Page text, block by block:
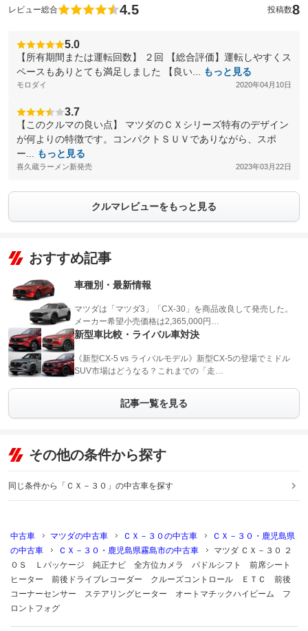
レビュー総合 4.5 投稿数8
5.0
【所有期間または運転回数】 ２回 【総合評価】運転しやすくス
ペースもありとても満足しました 【良い...
もっと見る
モロダイ 2020年04月10日
3.7
【このクルマの良い点】 マツダのＣＸシリーズ特有のデザイン
が何よりの特徴です。コンパクトＳＵＶでありながら、スポ
ー...
もっと見る
喜久蔵ラーメン新発売 2023年03月22日
クルマレビューをもっと見る
おすすめ記事
車種別・最新情報
マツダは「マツダ3」「CX-30」を商品改良して発売した。
メーカー希望小売価格は2,365,000円…
新型車比較・ライバル車対決
《新型CX-5 vs ライバルモデル》新型CX-5の登場でミドル
SUV市場はどうなる？これまでの「走…
記事一覧を見る
その他の条件から探す
同じ条件から「ＣＸ－３０」の中古車を探す
中古車 マツダの中古車 ＣＸ－３０の中古車
ＣＸ－３０・鹿児島県
の中古車
ＣＸ－３０・鹿児島県霧島市の中古車
マツダ ＣＸ－３０ ２
０Ｓ Ｌパッケージ 純正ナビ 全方位カメラ パドルシフト 前席シート
ヒーター 前後ドライブレコーダー クルーズコントロール ＥＴＣ 前後
コーナーセンサー ステアリングヒーター オートマチックハイビーム フ
ロントフォグ